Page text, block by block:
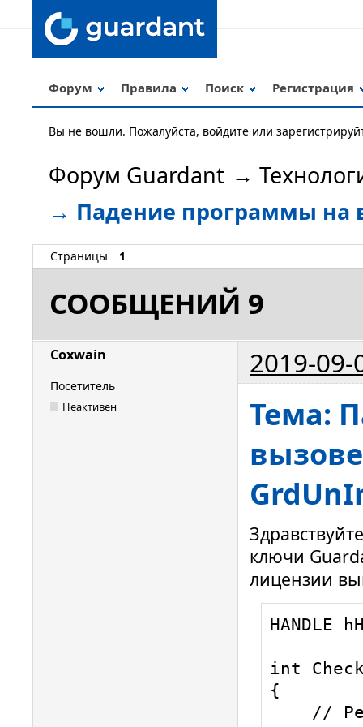
Форум Правила Поиск Регистрация
Вы не вошли. Пожалуйста, войдите или
Форум Guardant →
→ Падение программы на
Страницы 1
СООБЩЕНИЙ 9
Coxwain 2019-09-
Посетитель
Неактивен
Тема:
вызове
ключи
лицензии
HANDLE
int
{